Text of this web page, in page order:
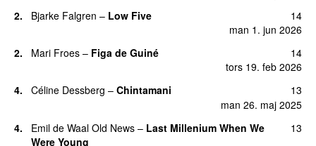
2. Bjarke Falgren – Low Five
man 1. jun 2026
14
2. Mari Froes – Figa de Guiné
tors 19. feb 2026
14
4. Céline Dessberg – Chintamani
man 26. maj 2025
13
4. Emil de Waal Old News – Last Millenium When We
Were Young
13